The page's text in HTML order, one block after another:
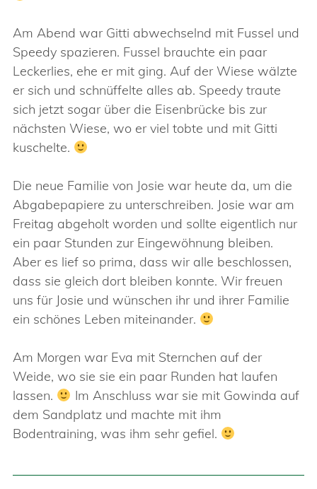
Am Abend war Gitti abwechselnd mit Fussel und
Speedy spazieren. Fussel brauchte ein paar
Leckerlies, ehe er mit ging. Auf der Wiese wälzte
er sich und schnüffelte alles ab. Speedy traute
sich jetzt sogar über die Eisenbrücke bis zur
nächsten Wiese, wo er viel tobte und mit Gitti
kuschelte.
Die neue Familie von Josie war heute da, um die
Abgabepapiere zu unterschreiben. Josie war am
Freitag abgeholt worden und sollte eigentlich nur
ein paar Stunden zur Eingewöhnung bleiben.
Aber es lief so prima, dass wir alle beschlossen,
dass sie gleich dort bleiben konnte. Wir freuen
uns für Josie und wünschen ihr und ihrer Familie
ein schönes Leben miteinander.
Am Morgen war Eva mit Sternchen auf der
Weide, wo sie sie ein paar Runden hat laufen
lassen.
Im Anschluss war sie mit Gowinda auf
dem Sandplatz und machte mit ihm
Bodentraining, was ihm sehr gefiel.